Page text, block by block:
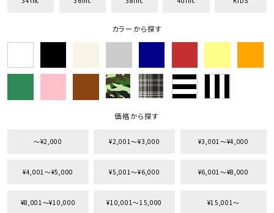
カラーから探す
価格から探す
〜¥2,000 ¥2,001〜¥3,000 ¥3,001〜¥4,000
¥4,001〜¥5,000 ¥5,001〜¥6,000 ¥6,001〜¥8,000
¥8,001〜¥10,000 ¥10,001〜15,000 ¥15,001〜